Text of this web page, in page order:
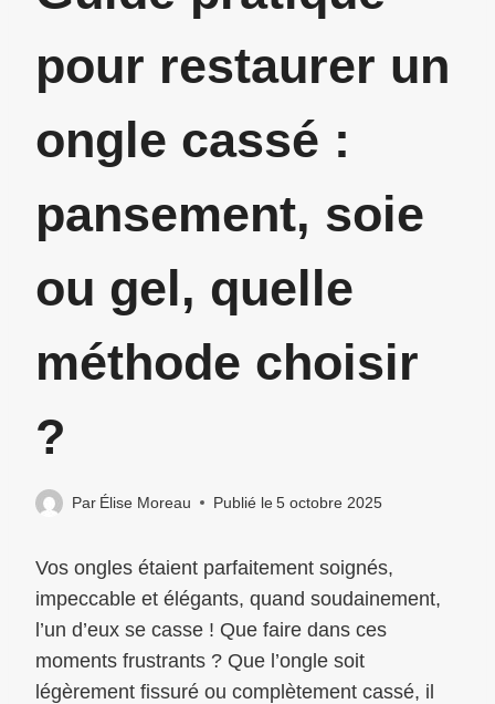
pour restaurer un
ongle cassé :
pansement, soie
ou gel, quelle
méthode choisir
?
Par Élise Moreau Publié le 5 octobre 2025
Vos ongles étaient parfaitement soignés,
impeccable et élégants, quand soudainement,
l’un d’eux se casse ! Que faire dans ces
moments frustrants ? Que l’ongle soit
légèrement fissuré ou complètement cassé, il